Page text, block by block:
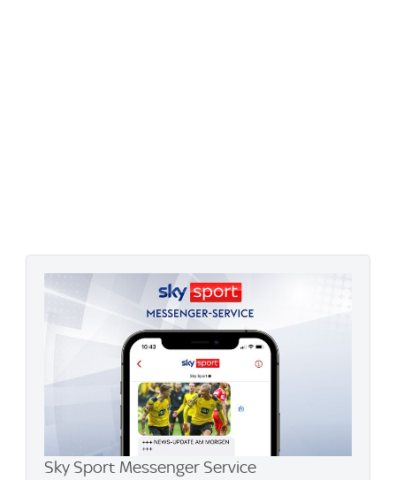
Sky Sport Messenger Service